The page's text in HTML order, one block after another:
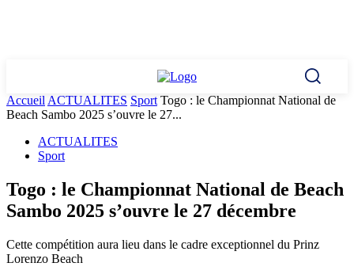
Accueil ACTUALITES Sport Togo : le Championnat National de
Beach Sambo 2025 s’ouvre le 27...
ACTUALITES
Sport
Togo : le Championnat National de Beach
Sambo 2025 s’ouvre le 27 décembre
Cette compétition aura lieu dans le cadre exceptionnel du Prinz
Lorenzo Beach